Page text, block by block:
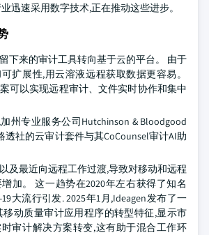
迅速采用数字技术,正在推动这些进步。
下来的审计工具转向基于云的平台。 由于
扩展性,用云溶液远程获取数据更容易。
可以实现远程审计、文件实时协作和集中
州专业服务公司Hutchinson & Bloodgood
透社的云审计套件与其CoCounsel审计AI助
及最近向远程工作过渡,导致对移动和远程
加。 这一趋势在2020年左右获得了知名
19大流行引发. 2025年1月,Ideagen发布了一
移动质量审计应用程序的转型特征,显示市
审计解决方案转变,这有助于混合工作环